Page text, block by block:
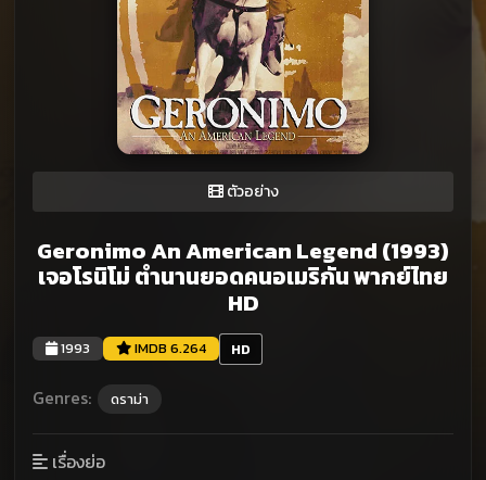
ตัวอย่าง
Geronimo An American Legend (1993)
เจอโรนิโม่ ตำนานยอดคนอเมริกัน พากย์ไทย
HD
1993 IMDB 6.264 HD
Genres: ดราม่า
เรื่องย่อ